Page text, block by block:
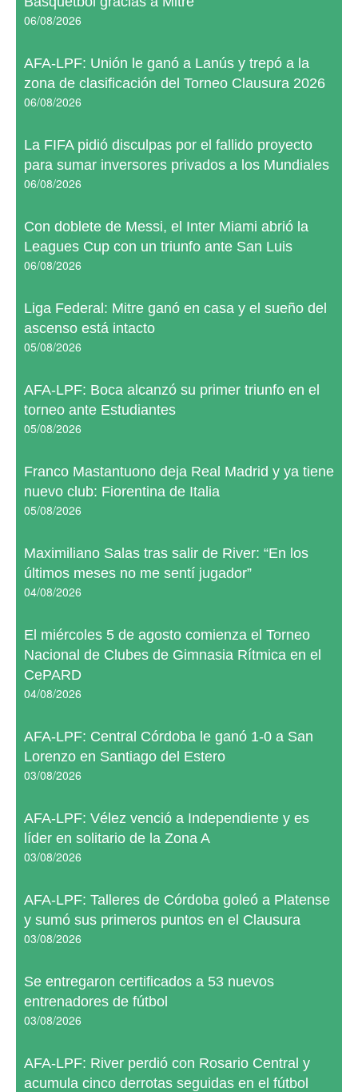
06/08/2026
AFA-LPF: Unión le ganó a Lanús y trepó a la
zona de clasificación del Torneo Clausura 2026
06/08/2026
La FIFA pidió disculpas por el fallido proyecto
para sumar inversores privados a los Mundiales
06/08/2026
Con doblete de Messi, el Inter Miami abrió la
Leagues Cup con un triunfo ante San Luis
06/08/2026
Liga Federal: Mitre ganó en casa y el sueño del
ascenso está intacto
05/08/2026
AFA-LPF: Boca alcanzó su primer triunfo en el
torneo ante Estudiantes
05/08/2026
Franco Mastantuono deja Real Madrid y ya tiene
nuevo club: Fiorentina de Italia
05/08/2026
Maximiliano Salas tras salir de River: “En los
últimos meses no me sentí jugador”
04/08/2026
El miércoles 5 de agosto comienza el Torneo
Nacional de Clubes de Gimnasia Rítmica en el
CePARD
04/08/2026
AFA-LPF: Central Córdoba le ganó 1-0 a San
Lorenzo en Santiago del Estero
03/08/2026
AFA-LPF: Vélez venció a Independiente y es
líder en solitario de la Zona A
03/08/2026
AFA-LPF: Talleres de Córdoba goleó a Platense
y sumó sus primeros puntos en el Clausura
03/08/2026
Se entregaron certificados a 53 nuevos
entrenadores de fútbol
03/08/2026
AFA-LPF: River perdió con Rosario Central y
acumula cinco derrotas seguidas en el fútbol